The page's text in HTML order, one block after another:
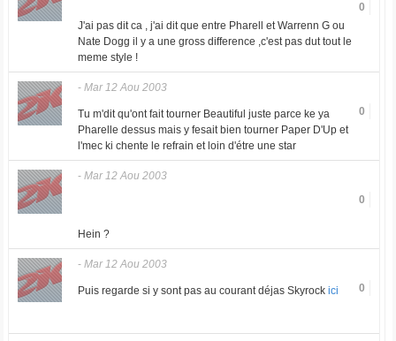
0
J'ai pas dit ca , j'ai dit que entre Pharell et Warrenn G ou
Nate Dogg il y a une gross difference ,c'est pas dut tout le
meme style !
- Mar 12 Aou 2003
0
Tu m'dit qu'ont fait tourner Beautiful juste parce ke ya
Pharelle dessus mais y fesait bien tourner Paper D'Up et
l'mec ki chente le refrain et loin d'étre une star
- Mar 12 Aou 2003
0
Hein ?
- Mar 12 Aou 2003
0
Puis regarde si y sont pas au courant déjas Skyrock ici